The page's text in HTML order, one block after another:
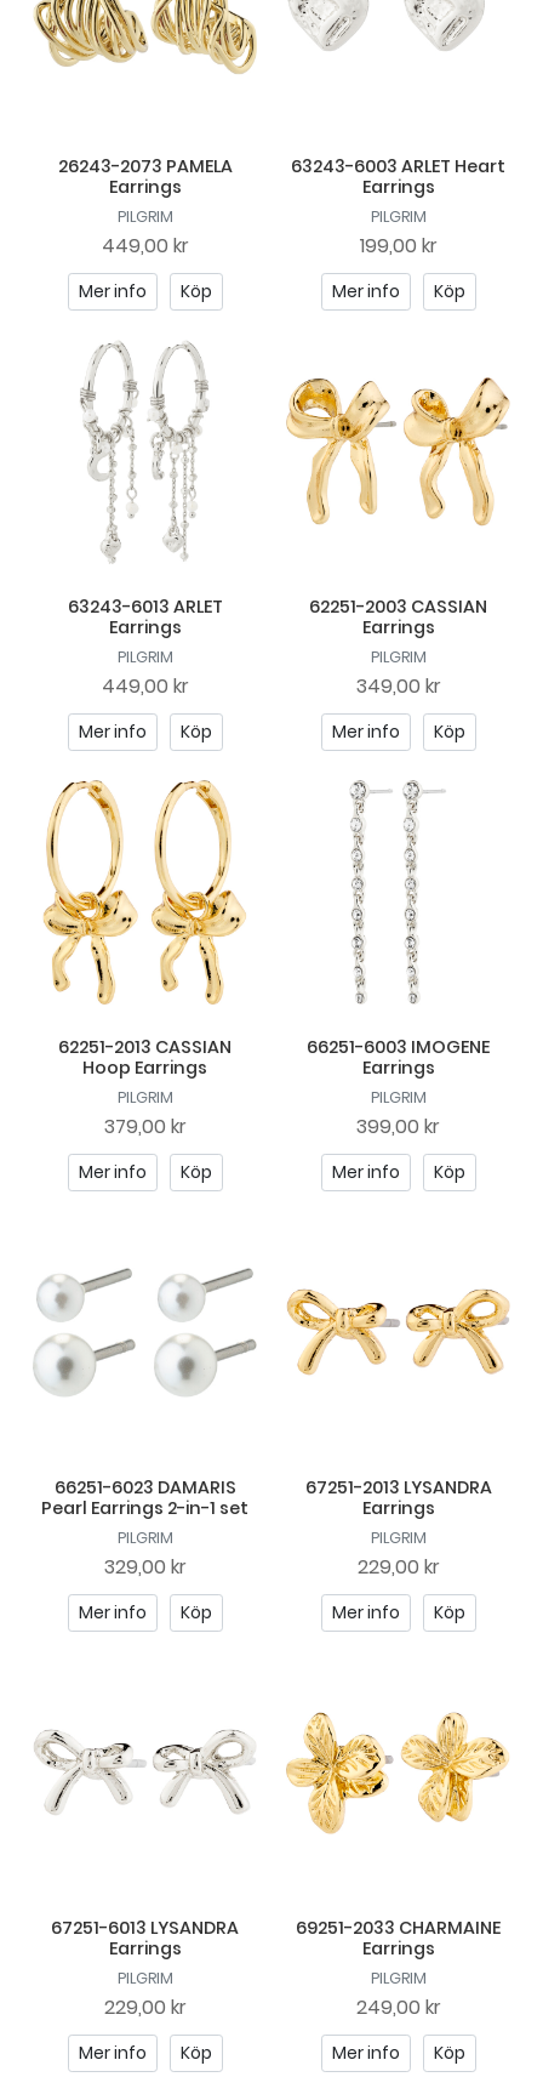
26243-2073 PAMELA
Earrings
PILGRIM
449,00 kr
Mer info Köp
63243-6003 ARLET Heart
Earrings
PILGRIM
199,00 kr
Mer info Köp
63243-6013 ARLET
Earrings
PILGRIM
449,00 kr
Mer info Köp
62251-2003 CASSIAN
Earrings
PILGRIM
349,00 kr
Mer info Köp
62251-2013 CASSIAN
Hoop Earrings
PILGRIM
379,00 kr
Mer info Köp
66251-6003 IMOGENE
Earrings
PILGRIM
399,00 kr
Mer info Köp
66251-6023 DAMARIS
Pearl Earrings 2-in-1 set
PILGRIM
329,00 kr
Mer info Köp
67251-2013 LYSANDRA
Earrings
PILGRIM
229,00 kr
Mer info Köp
67251-6013 LYSANDRA
Earrings
PILGRIM
229,00 kr
Mer info Köp
69251-2033 CHARMAINE
Earrings
PILGRIM
249,00 kr
Mer info Köp